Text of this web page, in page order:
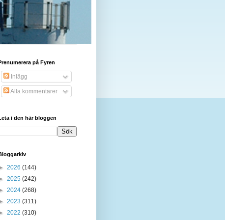
på Fyren
Inlägg
Alla kommentarer
i den här bloggen
2026 (144)
2025 (242)
2024 (268)
2023 (311)
2022 (310)